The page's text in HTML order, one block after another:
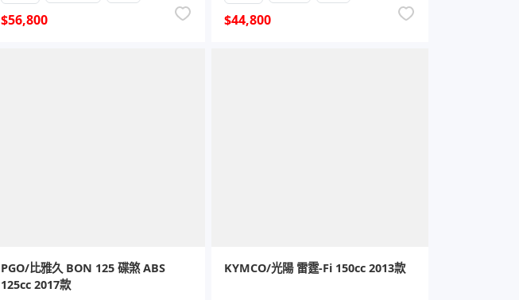
$56,800 $44,800
PGO/比雅久 BON 125 碟煞 ABS
125cc 2017款
KYMCO/光陽 雷霆-Fi 150cc 2013款